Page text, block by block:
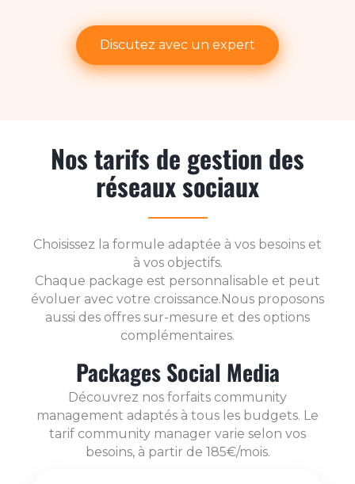
Discutez avec un expert
Nos tarifs de gestion des
réseaux sociaux
Choisissez la formule adaptée à vos besoins et
à vos objectifs.
Chaque package est personnalisable et peut
évoluer avec votre croissance.Nous proposons
aussi des offres sur-mesure et des options
complémentaires.
Packages Social Media
Découvrez nos forfaits community
management adaptés à tous les budgets. Le
tarif community manager varie selon vos
besoins, à partir de 185€/mois.